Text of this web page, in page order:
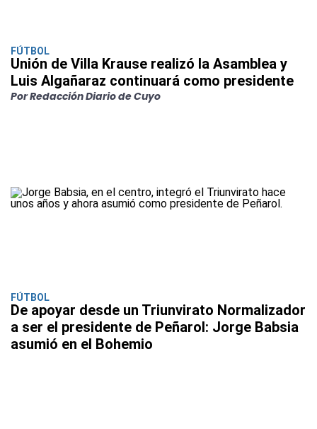
FÚTBOL
Unión de Villa Krause realizó la Asamblea y
Luis Algañaraz continuará como presidente
Por Redacción Diario de Cuyo
FÚTBOL
De apoyar desde un Triunvirato Normalizador
a ser el presidente de Peñarol: Jorge Babsia
asumió en el Bohemio